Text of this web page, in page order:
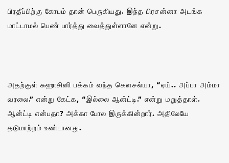
பிரதீப்பிற்கு கோபம் தான் பெருகியது. இந்த பிரசன்னா அடங்க
மாட்டாமல் பெண் பார்த்து வைத்துள்ளானே என்று.
அதற்குள் சுஹாசினி பக்கம் வந்த கௌசல்யா, “ஏய்.. அப்பா அம்மா
வரலை.” என்று கேட்க, “இல்லை ஆன்ட்டி.” என்று மறுத்தாள்.
ஆன்ட்டி என்பதா? அக்கா போல இருக்கின்றார். அதிலேயே
தடுமாற்றம் உண்டானது.